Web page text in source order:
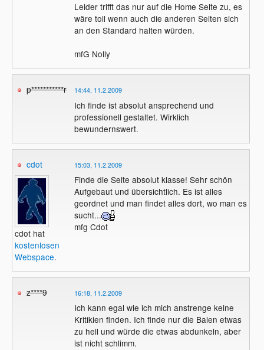
Leider trifft das nur auf die Home Seite zu, es
wäre toll wenn auch die anderen Seiten sich
an den Standard halten würden.
mfG Nolly
p***********r 14:44, 11.2.2009
Ich finde ist absolut ansprechend und
professionell gestaltet. Wirklich
bewundernswert.
cdot
cdot hat
kostenlosen
Webspace.
15:03, 11.2.2009
Finde die Seite absolut klasse! Sehr schön
Aufgebaut und übersichtlich. Es ist alles
geordnet und man findet alles dort, wo man es
sucht...
mfg Cdot
z****9 16:18, 11.2.2009
Ich kann egal wie ich mich anstrenge keine
Kritikien finden. Ich finde nur die Balen etwas
zu hell und würde die etwas abdunkeln, aber
ist nicht schlimm.